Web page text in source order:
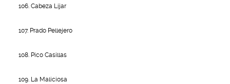
106. Cabeza Líjar
107. Prado Pellejero
108. Pico Casillas
109. La Maliciosa